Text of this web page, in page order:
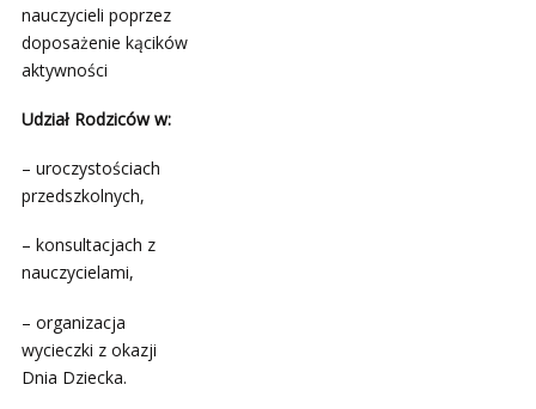
nauczycieli poprzez
doposażenie kącików
aktywności
Udział Rodziców w:
– uroczystościach
przedszkolnych,
– konsultacjach z
nauczycielami,
– organizacja
wycieczki z okazji
Dnia Dziecka.